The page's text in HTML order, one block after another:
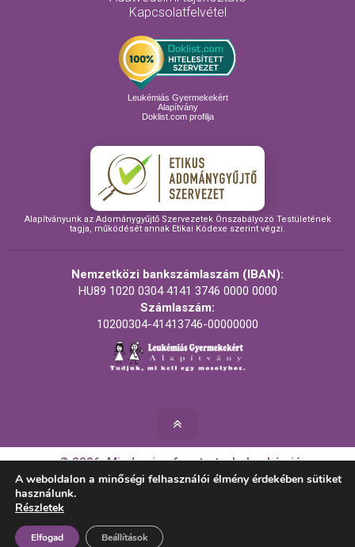
Kapcsolatfelvétel
Leukémiás Gyermekekért
Alapítvány
Doklist.com profilja
Alapítványunk az Adománygyűjtő Szervezetek Önszabályozó Testületének
tagja, működését annak Etikai Kódexe szerint végzi.
Nemzetközi bankszámlaszám (IBAN):
HU89 1020 0304 4141 3746 0000 0000
Számlaszám:
10200304-41413746-00000000
© 2026. Minden jog fenntartva! - Leukémiás
Gyermekekért Alapítvány
A weboldalon a minőségi felhasználói élmény érdekében sütiket
használunk.
Részletek
Elfogad Beállítások